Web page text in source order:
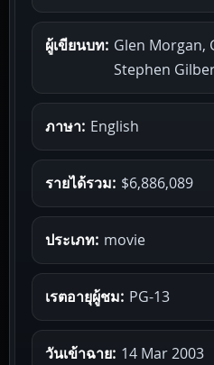
ผู้เขียนบท: Glen Morgan,
Stephen
ภาษา: English
รายได้รวม: $6,886,089
ประเภท: movie
เรตอายุผู้ชม: PG-13
วันเข้าฉาย: 14 Mar 2003